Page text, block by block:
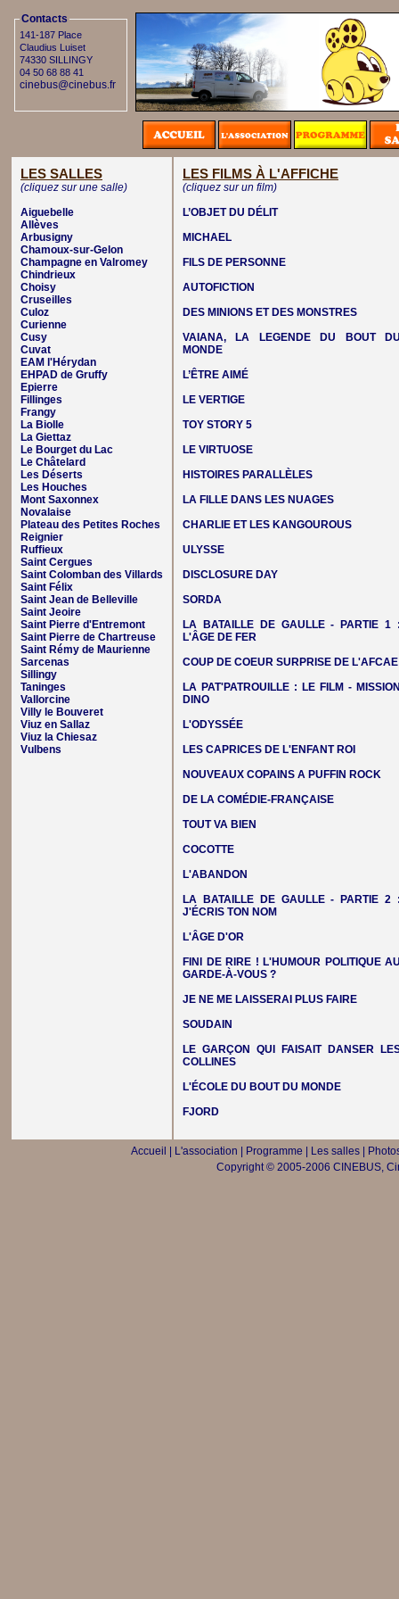
Contacts
141-187 Place
Claudius Luiset
74330 SILLINGY
04 50 68 88 41
cinebus@cinebus.fr
LES SALLES
(cliquez sur une salle)
Aiguebelle
Allèves
Arbusigny
Chamoux-sur-Gelon
Champagne en Valromey
Chindrieux
Choisy
Cruseilles
Culoz
Curienne
Cusy
Cuvat
EAM l'Hérydan
EHPAD de Gruffy
Epierre
Fillinges
Frangy
La Biolle
La Giettaz
Le Bourget du Lac
Le Châtelard
Les Déserts
Les Houches
Mont Saxonnex
Novalaise
Plateau des Petites Roches
Reignier
Ruffieux
Saint Cergues
Saint Colomban des Villards
Saint Félix
Saint Jean de Belleville
Saint Jeoire
Saint Pierre d'Entremont
Saint Pierre de Chartreuse
Saint Rémy de Maurienne
Sarcenas
Sillingy
Taninges
Vallorcine
Villy le Bouveret
Viuz en Sallaz
Viuz la Chiesaz
Vulbens
LES FILMS À L'AFFICHE
(cliquez sur un film)
L’OBJET DU DÉLIT
MICHAEL
FILS DE PERSONNE
AUTOFICTION
DES MINIONS ET DES MONSTRES
VAIANA, LA LEGENDE DU BOUT
MONDE
L’ÊTRE AIMÉ
LE VERTIGE
TOY STORY 5
LE VIRTUOSE
HISTOIRES PARALLÈLES
LA FILLE DANS LES NUAGES
CHARLIE ET LES KANGOUROUS
ULYSSE
DISCLOSURE DAY
SORDA
LA BATAILLE DE GAULLE - PARTIE 1
L'ÂGE DE FER
COUP DE COEUR SURPRISE DE L'AFCAE
LA PAT'PATROUILLE : LE FILM -
DINO
L'ODYSSÉE
LES CAPRICES DE L'ENFANT ROI
NOUVEAUX COPAINS A PUFFIN ROCK
DE LA COMÉDIE-FRANÇAISE
TOUT VA BIEN
COCOTTE
L'ABANDON
LA BATAILLE DE GAULLE - PARTIE 2
J'ÉCRIS TON NOM
L'ÂGE D'OR
FINI DE RIRE ! L'HUMOUR POLITIQUE
GARDE-À-VOUS ?
JE NE ME LAISSERAI PLUS FAIRE
SOUDAIN
LE GARÇON QUI FAISAIT DANSER
COLLINES
L'ÉCOLE DU BOUT DU MONDE
FJORD
Accueil L'association Programme Les salles|
Copyright © 2005-2006 CINEBUS,